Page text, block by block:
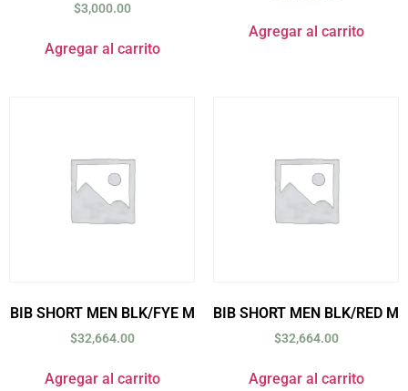
$3,000.00
Agregar al carrito
Agregar al carrito
BIB SHORT MEN BLK/FYE M
$32,664.00
Agregar al carrito
BIB SHORT MEN BLK/RED M
$32,664.00
Agregar al carrito